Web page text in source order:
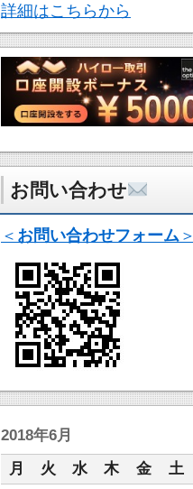
詳細はこちらから
お問い合わせ
＜ お問い合わせフォーム ＞
2018年6月
月
火 水 木 金 土